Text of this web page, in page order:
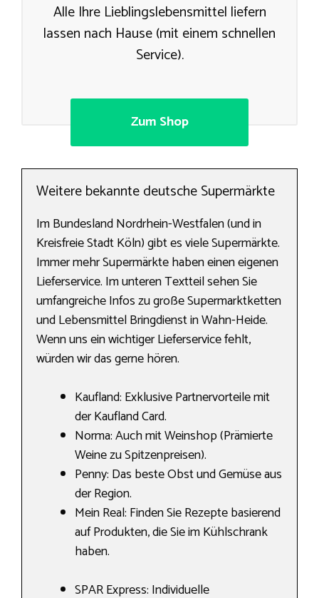
Alle Ihre Lieblingslebensmittel liefern
lassen nach Hause (mit einem schnellen
Service).
Zum Shop
Weitere bekannte deutsche Supermärkte
Im Bundesland Nordrhein-Westfalen (und in
Kreisfreie Stadt Köln) gibt es viele Supermärkte.
Immer mehr Supermärkte haben einen eigenen
Lieferservice. Im unteren Textteil sehen Sie
umfangreiche Infos zu große Supermarktketten
und Lebensmittel Bringdienst in Wahn-Heide.
Wenn uns ein wichtiger Lieferservice fehlt,
würden wir das gerne hören.
Kaufland: Exklusive Partnervorteile mit
der Kaufland Card.
Norma: Auch mit Weinshop (Prämierte
Weine zu Spitzenpreisen).
Penny: Das beste Obst und Gemüse aus
der Region.
Mein Real: Finden Sie Rezepte basierend
auf Produkten, die Sie im Kühlschrank
haben.
SPAR Express: Individuelle